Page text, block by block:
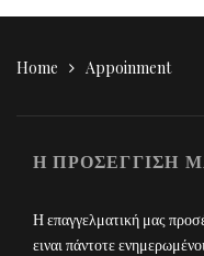
Home Appoinment
Η ΠΡΟΣΕΓΓΙΣΗ
Η επαγγελματική μας
ειναι πάντοτε